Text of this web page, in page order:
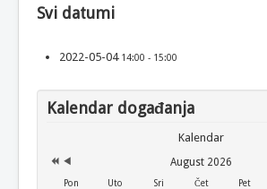
Svi datumi
2022-05-04 14:00 - 15:00
Kalendar događanja
Kalendar
August 2026
Pon Uto Sri Čet Pet